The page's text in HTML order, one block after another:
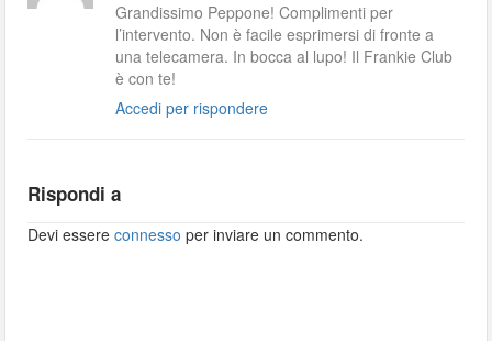
Grandissimo Peppone! Complimenti per
l’intervento. Non è facile esprimersi di fronte a
una telecamera. In bocca al lupo! Il Frankie Club
è con te!
Accedi per rispondere
Rispondi a
Devi essereconnesso per inviare un commento.